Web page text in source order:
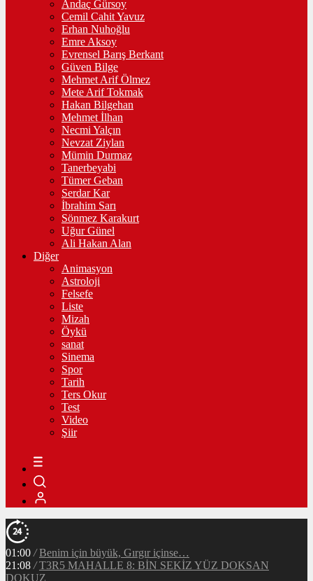
Andaç Gürsoy
Cemil Cahit Yavuz
Erhan Nuhoğlu
Emre Aksoy
Evrensel Barış Berkant
Güven Bilge
Mehmet Arif Ölmez
Mete Arif Tokmak
Hakan Bilgehan
Mehmet İlhan
Necmi Yalçın
Nevzat Ziylan
Mümin Durmaz
Tanerbeyabi
Tümer Geban
Serdar Kar
İbrahim Sarı
Sönmez Karakurt
Uğur Günel
Ali Hakan Alan
Diğer
Animasyon
Astroloji
Felsefe
Liste
Mizah
Öykü
sanat
Sinema
Spor
Tarih
Ters Okur
Test
Video
Şiir
01:00 / Benim için büyük, Gırgır içinse…
21:08 / T3R5 MAHALLE 8: BİN SEKİZ YÜZ DOKSAN
DOKUZ